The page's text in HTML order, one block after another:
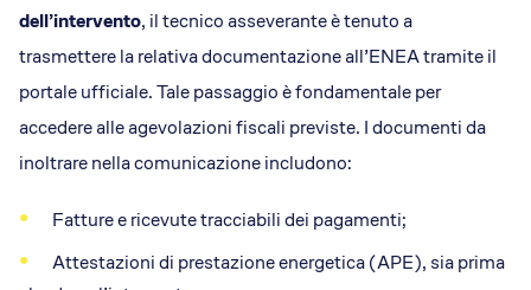
dell’intervento, il tecnico asseverante è tenuto a
trasmettere la relativa documentazione all’ENEA tramite il
portale ufficiale. Tale passaggio è fondamentale per
accedere alle agevolazioni fiscali previste. I documenti da
inoltrare nella comunicazione includono:
Fatture e ricevute tracciabili dei pagamenti;
Attestazioni di prestazione energetica (APE), sia prima